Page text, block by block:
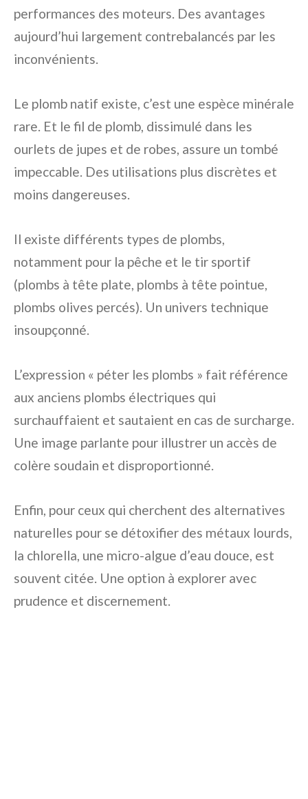
performances des moteurs. Des avantages
aujourd’hui largement contrebalancés par les
inconvénients.
Le plomb natif existe, c’est une espèce minérale
rare. Et le fil de plomb, dissimulé dans les
ourlets de jupes et de robes, assure un tombé
impeccable. Des utilisations plus discrètes et
moins dangereuses.
Il existe différents types de plombs,
notamment pour la pêche et le tir sportif
(plombs à tête plate, plombs à tête pointue,
plombs olives percés). Un univers technique
insoupçonné.
L’expression « péter les plombs » fait référence
aux anciens plombs électriques qui
surchauffaient et sautaient en cas de surcharge.
Une image parlante pour illustrer un accès de
colère soudain et disproportionné.
Enfin, pour ceux qui cherchent des alternatives
naturelles pour se détoxifier des métaux lourds,
la chlorella, une micro-algue d’eau douce, est
souvent citée. Une option à explorer avec
prudence et discernement.